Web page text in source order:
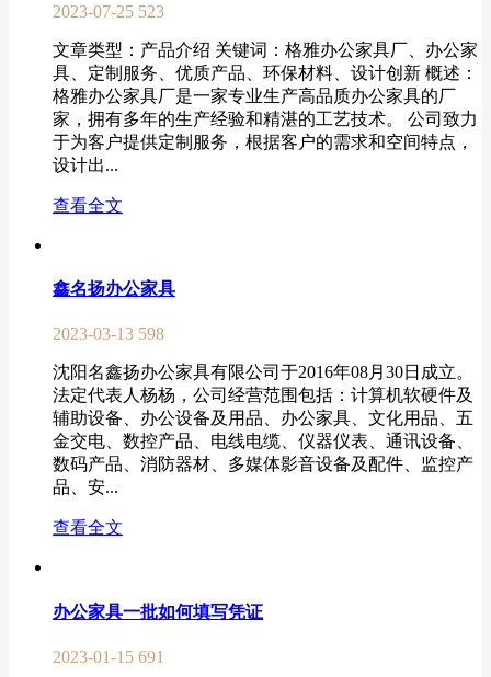
2023-07-25 523
文章类型：产品介绍 关键词：格雅办公家具厂、办公家
具、定制服务、优质产品、环保材料、设计创新 概述：
格雅办公家具厂是一家专业生产高品质办公家具的厂
家，拥有多年的生产经验和精湛的工艺技术。 公司致力
于为客户提供定制服务，根据客户的需求和空间特点，
设计出...
查看全文
鑫名扬办公家具
2023-03-13 598
沈阳名鑫扬办公家具有限公司于2016年08月30日成立。
法定代表人杨杨，公司经营范围包括：计算机软硬件及
辅助设备、办公设备及用品、办公家具、文化用品、五
金交电、数控产品、电线电缆、仪器仪表、通讯设备、
数码产品、消防器材、多媒体影音设备及配件、监控产
品、安...
查看全文
办公家具一批如何填写凭证
2023-01-15 691